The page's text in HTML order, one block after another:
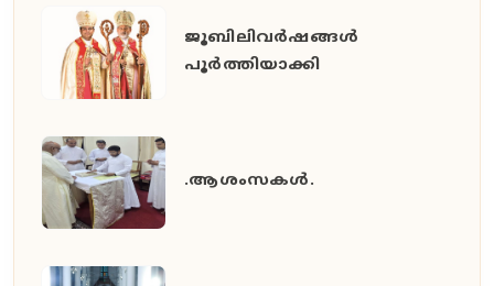
ജൂബിലിവർഷങ്ങൾ
പൂർത്തിയാക്കി
.ആശംസകൾ.